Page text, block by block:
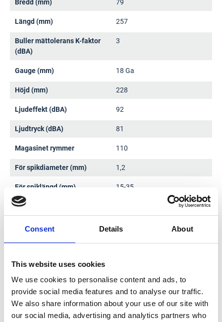
Consent Details About
This website uses cookies
We use cookies to personalise content and ads, to
provide social media features and to analyse our traffic.
We also share information about your use of our site with
our social media, advertising and analytics partners who
Bredd (mm) 79
Längd (mm) 257
Buller mättolerans K-faktor
(dBA)
3
Gauge (mm) 18 Ga
Höjd (mm) 228
Ljudeffekt (dBA) 92
Ljudtryck (dBA) 81
Magasinet rymmer 110
För spikdiameter (mm) 1,2
För spiklängd (mm) 15-35
Vibrationstolerans K-faktor
(m/s²)
Dokument